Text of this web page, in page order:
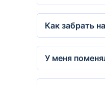
Как забрать
У меня